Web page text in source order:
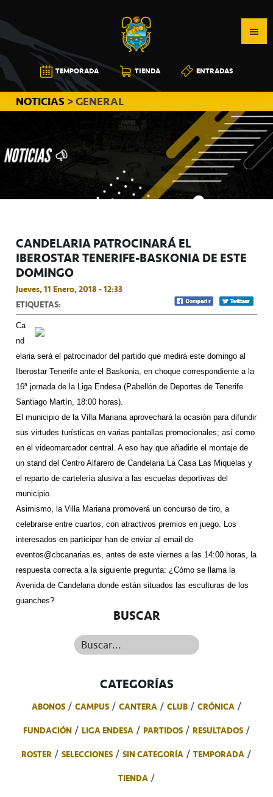
a
la
navegación
principal
al
contenido
principal
a
la
barra
lateral
principal
CB
CANARIAS
TEMPORADA TIENDA ENTRADAS
NOTICIAS > GENERAL
CANDELARIA PATROCINARÁ EL
IBEROSTAR TENERIFE-BASKONIA DE ESTE
DOMINGO
Jueves, 11 Enero, 2018 - 12:33
ETIQUETAS:
Ca
nd
elaria será el patrocinador del partido que medirá este domingo al
Iberostar Tenerife ante el Baskonia, en choque correspondiente a la
16ª jornada de la Liga Endesa (Pabellón de Deportes de Tenerife
Santiago Martín, 18:00 horas).
El municipio de la Villa Mariana aprovechará la ocasión para difundir
sus virtudes turísticas en varias pantallas promocionales; así como
en el videomarcador central. A eso hay que añadirle el montaje de
un stand del Centro Alfarero de Candelaria La Casa Las Miquelas y
el reparto de cartelería alusiva a las escuelas deportivas del
municipio.
Asimismo, la Villa Mariana promoverá un concurso de tiro, a
celebrarse entre cuartos, con atractivos premios en juego. Los
interesados en participar han de enviar al email de
eventos@cbcanarias.es, antes de este viernes a las 14:00 horas, la
respuesta correcta a la siguiente pregunta: ¿Cómo se llama la
Avenida de Candelaria donde están situados las esculturas de los
guanches?
BUSCAR
Buscar...
CATEGORÍAS
ABONOS CAMPUS CANTERA CLUB
CRÓNICA
FUNDACIÓN
LIGA ENDESA PARTIDOS
RESULTADOS
ROSTER
SELECCIONES SIN CATEGORÍA
TEMPORADA
TIENDA